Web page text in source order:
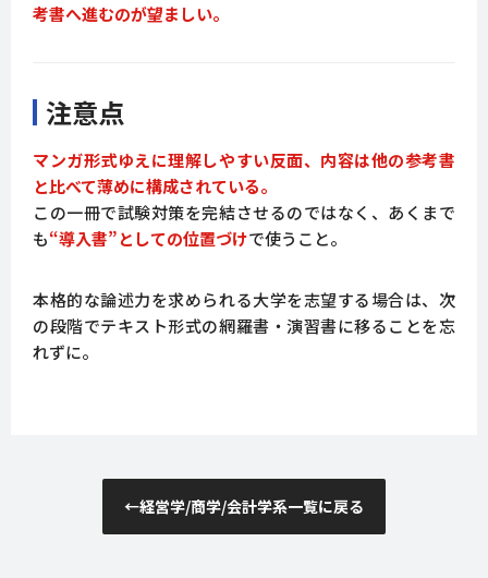
考書へ進むのが望ましい。
注意点
マンガ形式ゆえに理解しやすい反面、内容は他の参考書
と比べて薄めに構成されている。
この一冊で試験対策を完結させるのではなく、あくまで
も“導入書”としての位置づけで使うこと。
本格的な論述力を求められる大学を志望する場合は、次
の段階でテキスト形式の網羅書・演習書に移ることを忘
れずに。
←経営学/商学/会計学系一覧に戻る